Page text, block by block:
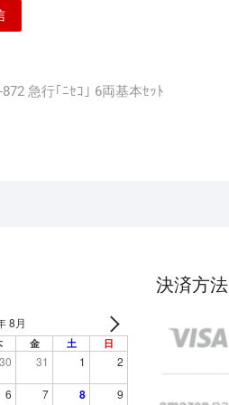
急行｢ﾆｾｺ｣ 6両基本ｾｯﾄ
8月
金 土 日
30 31 1 2
6 7 8 9
決済方法